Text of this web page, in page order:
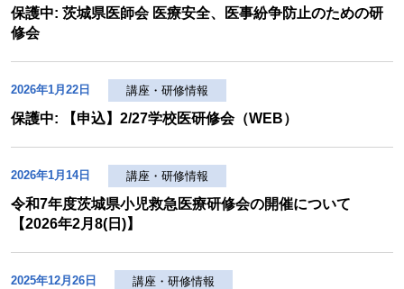
保護中: 茨城県医師会 医療安全、医事紛争防止のための研
修会
2026年1月22日 講座・研修情報
保護中: 【申込】2/27学校医研修会（WEB）
2026年1月14日 講座・研修情報
令和7年度茨城県小児救急医療研修会の開催について
【2026年2月8(日)】
2025年12月26日 講座・研修情報